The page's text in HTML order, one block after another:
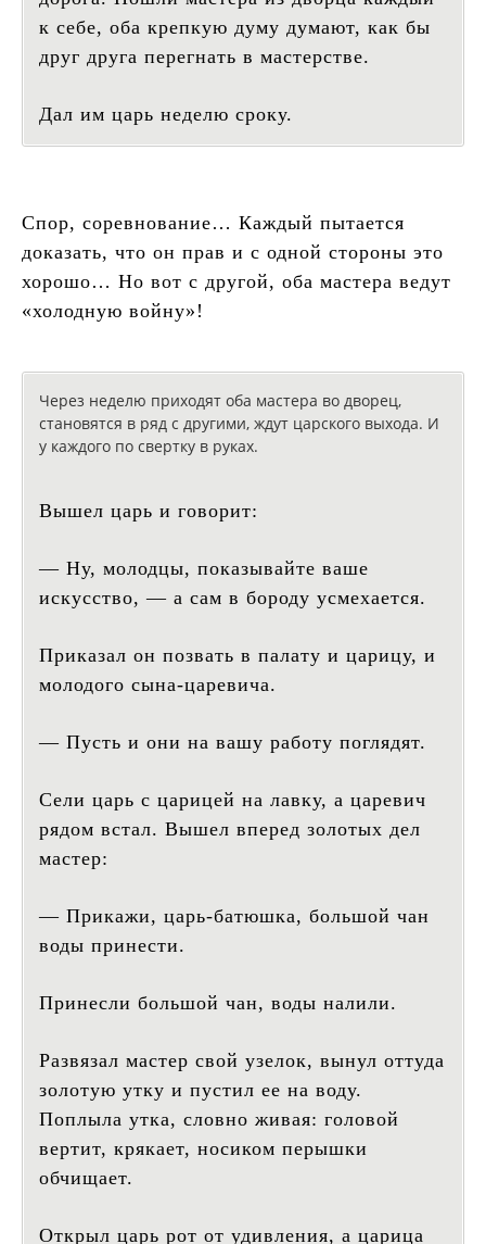
к себе, оба крепкую думу думают, как бы
друг друга перегнать в мастерстве.
Дал им царь неделю сроку.
Спор, соревнование… Каждый пытается
доказать, что он прав и с одной стороны это
хорошо… Но вот с другой, оба мастера ведут
«холодную войну»!
Через неделю приходят оба мастера во дворец,
становятся в ряд с другими, ждут царского выхода. И
у каждого по свертку в руках.
Вышел царь и говорит:
— Ну, молодцы, показывайте ваше
искусство, — а сам в бороду усмехается.
Приказал он позвать в палату и царицу, и
молодого сына-царевича.
— Пусть и они на вашу работу поглядят.
Сели царь с царицей на лавку, а царевич
рядом встал. Вышел вперед золотых дел
мастер:
— Прикажи, царь-батюшка, большой чан
воды принести.
Принесли большой чан, воды налили.
Развязал мастер свой узелок, вынул оттуда
золотую утку и пустил ее на воду.
Поплыла утка, словно живая: головой
вертит, крякает, носиком перышки
обчищает.
Открыл царь рот от удивления, а царица